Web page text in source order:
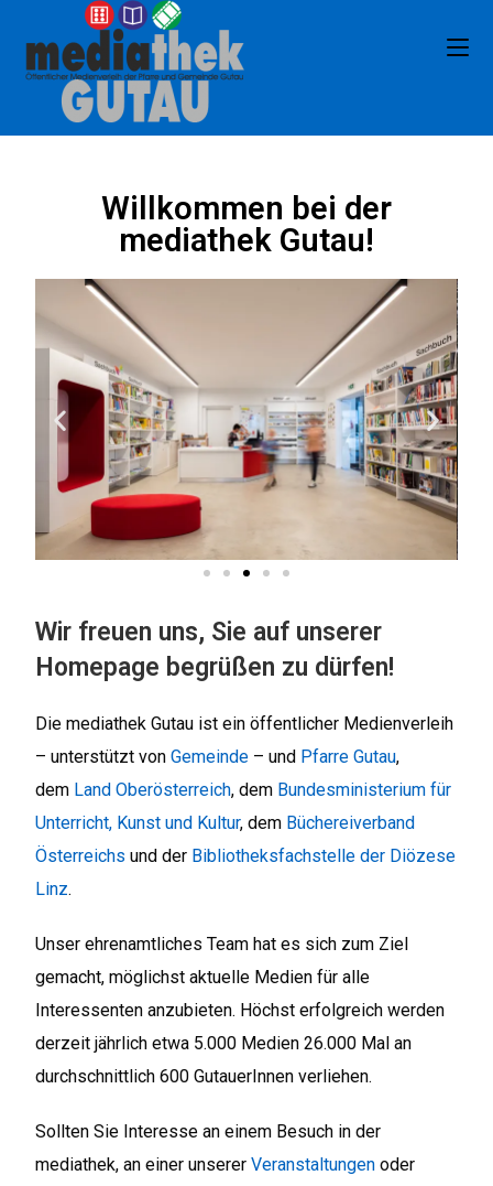
Willkommen bei der
mediathek Gutau!
Wir freuen uns, Sie auf unserer
Homepage begrüßen zu dürfen!
Die mediathek Gutau ist ein öffentlicher Medienverleih
– unterstützt vonGemeinde – und Pfarre Gutau,
dem Land Oberösterreich, dem Bundesministerium für
Unterricht, Kunst und Kultur, dem Büchereiverband
Österreichs und der Bibliotheksfachstelle der Diözese
Linz.
Unser ehrenamtliches Team hat es sich zum Ziel
gemacht, möglichst aktuelle Medien für alle
Interessenten anzubieten. Höchst erfolgreich werden
derzeit jährlich etwa 5.000 Medien 26.000 Mal an
durchschnittlich 600 GutauerInnen verliehen.
Sollten Sie Interesse an einem Besuch in der
mediathek, an einer unsererVeranstaltungen oder